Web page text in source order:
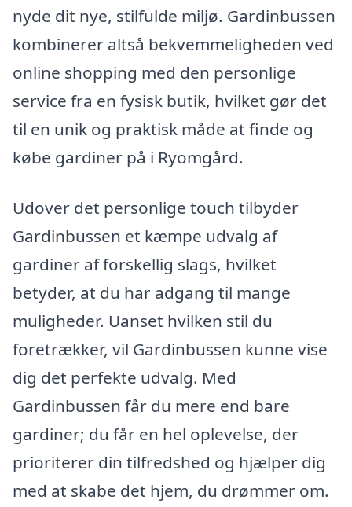
nyde dit nye, stilfulde miljø. Gardinbussen
kombinerer altså bekvemmeligheden ved
online shopping med den personlige
service fra en fysisk butik, hvilket gør det
til en unik og praktisk måde at finde og
købe gardiner på i Ryomgård.
Udover det personlige touch tilbyder
Gardinbussen et kæmpe udvalg af
gardiner af forskellig slags, hvilket
betyder, at du har adgang til mange
muligheder. Uanset hvilken stil du
foretrækker, vil Gardinbussen kunne vise
dig det perfekte udvalg. Med
Gardinbussen får du mere end bare
gardiner; du får en hel oplevelse, der
prioriterer din tilfredshed og hjælper dig
med at skabe det hjem, du drømmer om.